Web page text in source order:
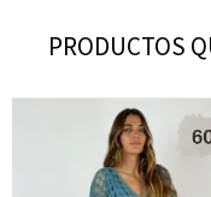
PRODUCTOS